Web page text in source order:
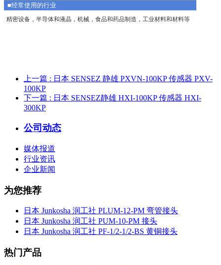
■经常使用的行业
精密设备，半导体和液晶，机械，食品和药品制造，工业材料和材料等
上一篇 : 日本 SENSEZ 静雄 PXVN-100KP 传感器 PXV-
100KP
下一篇 : 日本 SENSEZ静雄 HXI-100KP 传感器 HXI-
300KP
公司动态
媒体报道
行业资讯
企业新闻
为您推荐
日本 Junkosha 润工社 PLUM-12-PM 弯管接头
日本 Junkosha 润工社 PUM-10-PM 接头
日本 Junkosha 润工社 PF-1/2-1/2-BS 黄铜接头
热门产品